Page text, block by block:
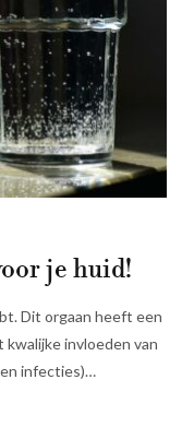
je huid!
Dit orgaan heeft een
invloeden van
infecties)…